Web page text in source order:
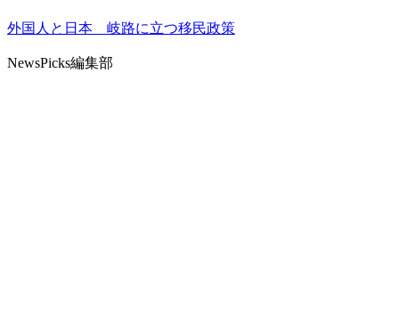
外国人と日本 岐路に立つ移民政策
NewsPicks編集部